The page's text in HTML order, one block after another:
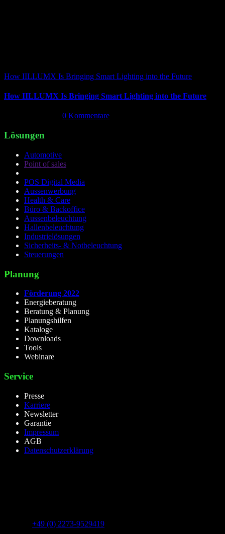
How IILLUMX Is Bringing Smart Lighting into the Future
How IILLUMX Is Bringing Smart Lighting into the Future
0 Kommentare
Lösungen
Automotive
Point of sales
POS Digital Media
Aussenwerbung
Health & Care
Büro & Backoffice
Aussenbeleuchtung
Hallenbeleuchtung
Industrielösungen
Sicherheits- & Notbeleuchtung
Steuerungen
Planung
Förderung 2022
Energieberatung
Beratung & Planung
Planungshilfen
Kataloge
Downloads
Tools
Webinare
Service
Presse
Karriere
Newsletter
Garantie
Impressum
AGB
Datenschutzerklärung
+49 (0) 2273-9529419